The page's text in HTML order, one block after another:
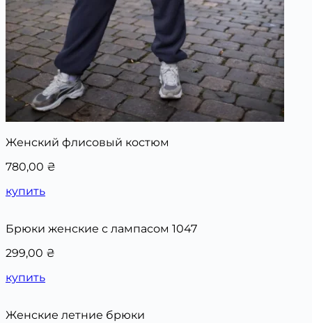
Женский флисовый костюм
780,00 ₴
купить
Брюки женские с лампасом 1047
299,00 ₴
купить
Женские летние брюки